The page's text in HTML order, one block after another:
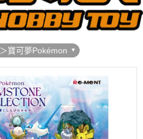
＞寶可夢Pokémon